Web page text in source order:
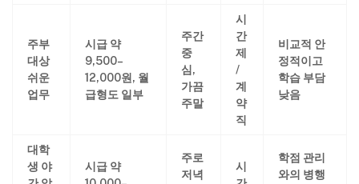
주부
대상
쉬운
업무
시급 약
9,500–
12,000원, 월
급형도 일부
주간
중
심,
가끔
주말
시
간
제
/
계
약
직
비교적 안
정적이고
학습 부담
낮음
대학
생 야
시급 약
주로
저녁
시
학점 관리
와의 병행